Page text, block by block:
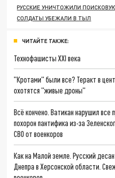
РУССКИЕ УНИЧТОЖИЛИ
СОЛДАТЫ УБЕЖАЛИ В ТЫЛ
ЧИТАЙТЕ ТАКЖЕ:
Технофашисты XXI века
"Кротами" были все? Теракт в
охотятся "живые дроны"
Всё кончено. Ватикан нарушил все
похорон пантифика из-за
СВО от военкоров
Как на Малой земле. Русский
Днепра в Херсонской области.